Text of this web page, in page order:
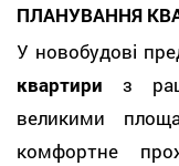
ПЛАНУВАННЯ
У новобудові
квартири з
великими
комфортне